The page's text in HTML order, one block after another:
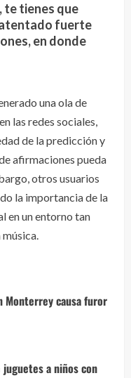
te tienes que
atentado fuerte
en donde
una ola de
las redes sociales,
de la predicción y
afirmaciones pueda
otros usuarios
la importancia de la
en un entorno tan
Monterrey causa furor
a niños con